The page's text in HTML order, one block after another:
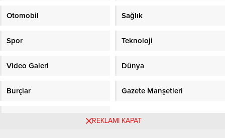
Otomobil Sağlık
Spor Teknoloji
Video Galeri Dünya
Burçlar Gazete Manşetleri
REKLAMI KAPAT